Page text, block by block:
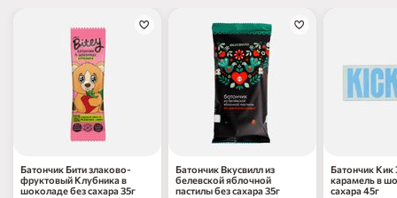
Батончик Бити злаково-
фруктовый Клубника в
шоколаде без сахара 35г
Батончик Вкусвилл из
белевской яблочной
пастилы без сахара 35г
Батончик Кик
карамель в
сахара 45г